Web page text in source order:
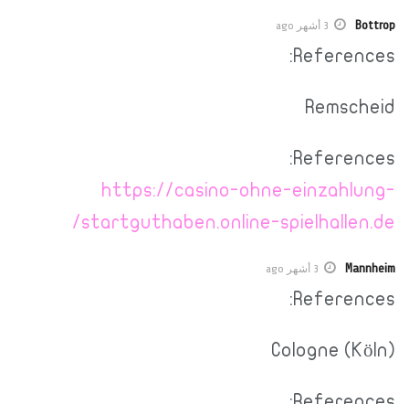
Bottrop 3 أشهر ago
References:
Remscheid
References:
https://casino-ohne-einzahlung-
startguthaben.online-spielhallen.de/
Mannheim 3 أشهر ago
References:
Cologne (Köln)